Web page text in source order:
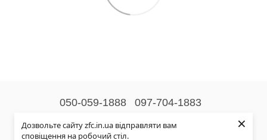
Дозвольте сайту zfc.in.ua відправляти вам
сповіщення на робочий стіл.
×
050-059-1888 097-704-1883
Контактна інформація